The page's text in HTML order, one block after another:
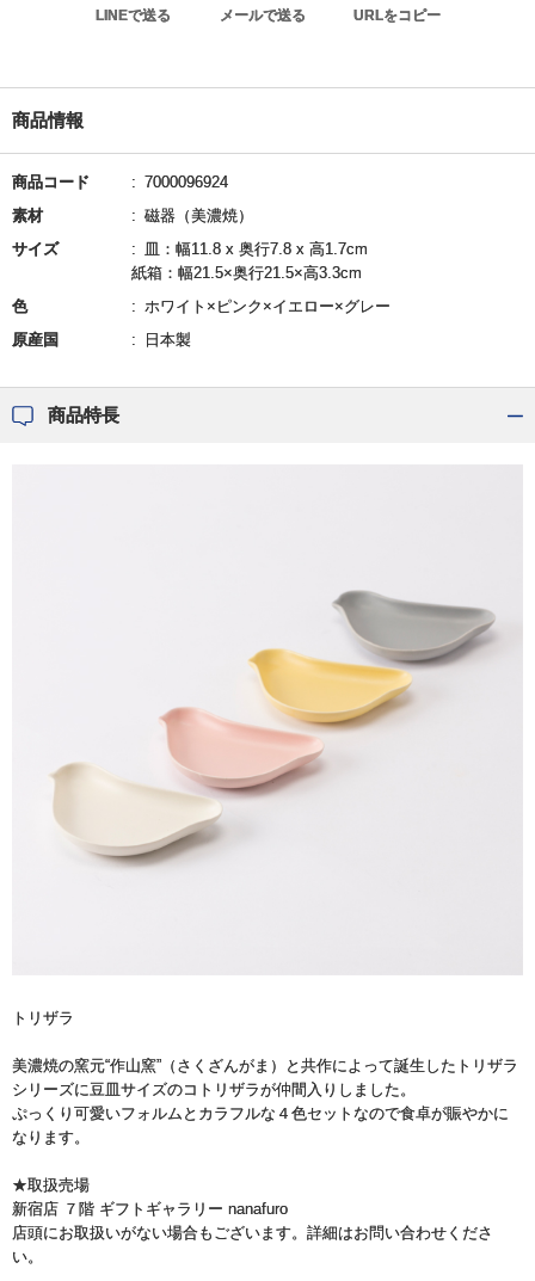
LINEで送る メールで送る URLをコピー
商品情報
商品コード
7000096924
素材
磁器（美濃焼）
サイズ
皿：幅11.8 x 奥行7.8 x 高1.7cm
紙箱：幅21.5×奥行21.5×高3.3cm
色
ホワイト×ピンク×イエロー×グレー
原産国
日本製
商品特長
トリザラ
美濃焼の窯元“作山窯”（さくざんがま）と共作によって誕生したトリザラ
シリーズに豆皿サイズのコトリザラが仲間入りしました。
ぷっくり可愛いフォルムとカラフルな４色セットなので食卓が賑やかに
なります。
★取扱売場
新宿店 ７階 ギフトギャラリー nanafuro
店頭にお取扱いがない場合もございます。詳細はお問い合わせくださ
い。